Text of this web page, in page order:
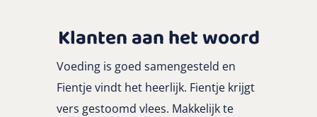
Klanten aan het woord
Voeding is goed samengesteld en
Fientje vindt het heerlijk. Fientje krijgt
vers gestoomd vlees. Makkelijk te